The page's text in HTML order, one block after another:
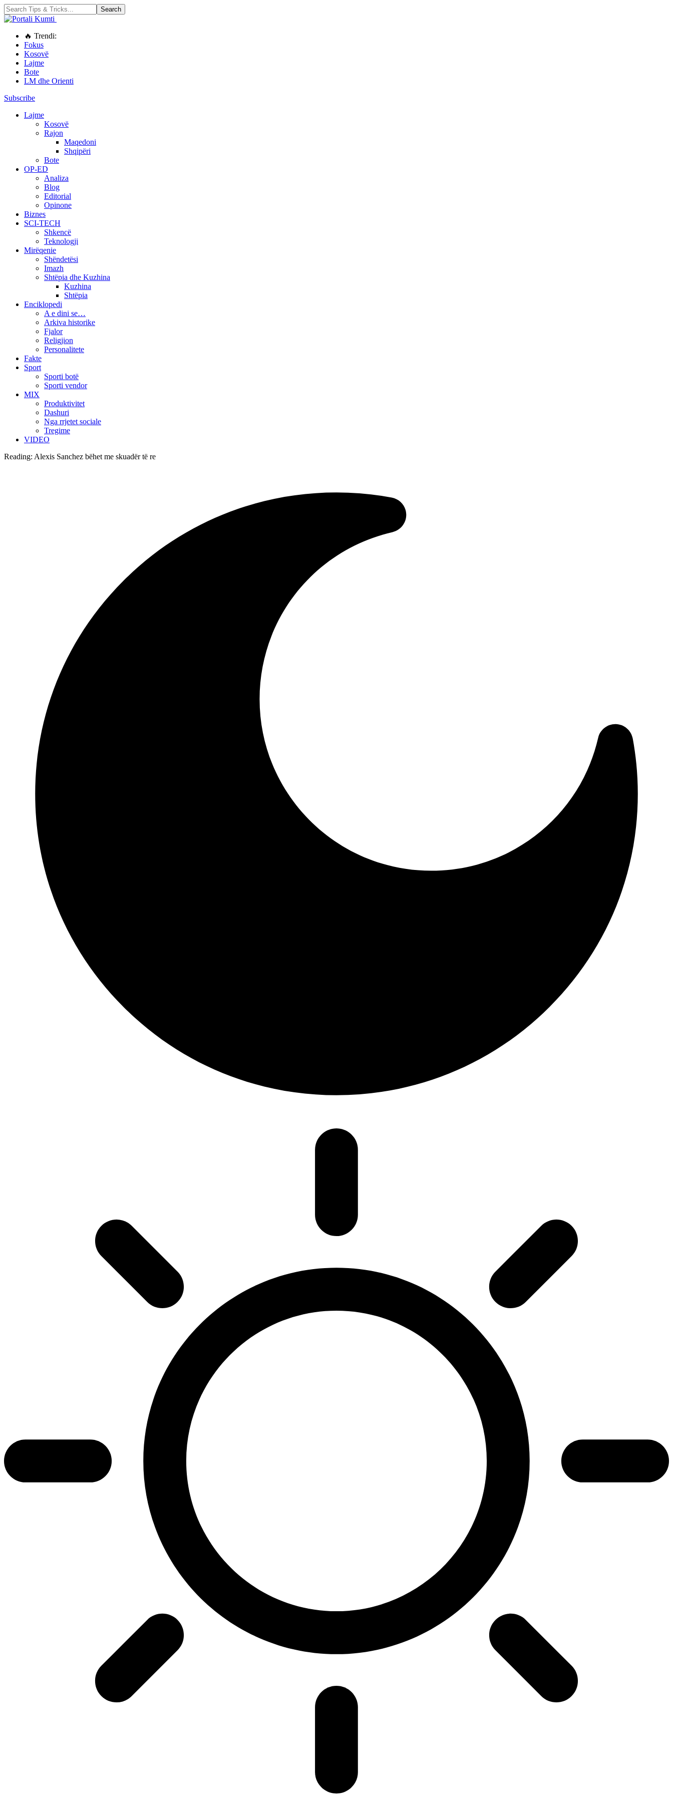
🔥 Trendi:
Fokus
Kosovë
Lajme
Bote
LM dhe Orienti
Subscribe
Lajme
Kosovë
Rajon
Maqedoni
Shqipëri
Bote
OP-ED
Analiza
Blog
Editorial
Opinone
Biznes
SCI-TECH
Shkencë
Teknologji
Mirëqenie
Shëndetësi
Imazh
Shtëpia dhe Kuzhina
Kuzhina
Shtëpia
Enciklopedi
A e dini se…
Arkiva historike
Fjalor
Religjion
Personalitete
Fakte
Sport
Sporti botë
Sporti vendor
MIX
Produktivitet
Dashuri
Nga rrjetet sociale
Tregime
VIDEO
Reading: Alexis Sanchez bëhet me skuadër të re